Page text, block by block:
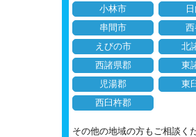
小林市
串間市
えびの市
北
西諸県郡
東
児湯郡
東
西臼杵郡
その他の地域の方もご相談く